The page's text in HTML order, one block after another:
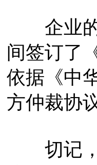
企业的
间签订了
依据《中
方仲裁协
切记，